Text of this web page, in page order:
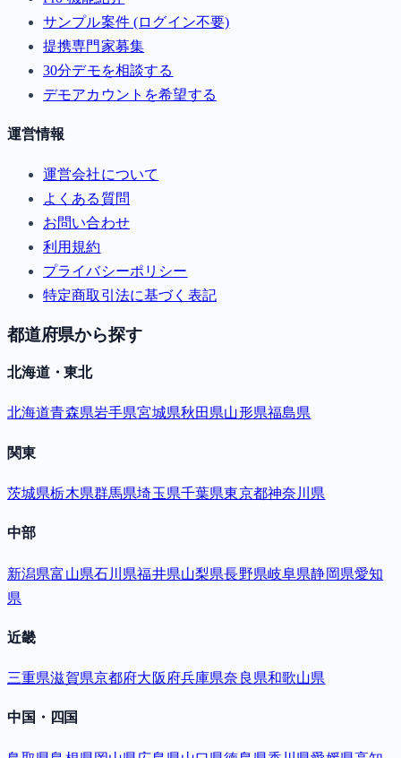
サンプル案件 (ログイン不要)
提携専門家募集
30分デモを相談する
デモアカウントを希望する
運営情報
運営会社について
よくある質問
お問い合わせ
利用規約
プライバシーポリシー
特定商取引法に基づく表記
都道府県から探す
北海道・東北
北海道青森県岩手県宮城県秋田県山形県福島県
関東
茨城県栃木県群馬県埼玉県千葉県東京都神奈川県
中部
新潟県富山県石川県福井県山梨県長野県岐阜県静岡県愛知
県
近畿
三重県滋賀県京都府大阪府兵庫県奈良県和歌山県
中国・四国